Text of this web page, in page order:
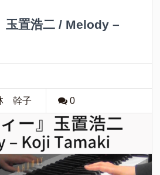
玉置浩二 / Melody –
幹子 0